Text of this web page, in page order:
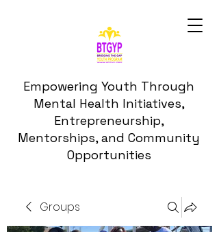
Empowering Youth Through
Mental Health Initiatives,
Entrepreneurship,
Mentorships, and Community
Opportunities
Groups